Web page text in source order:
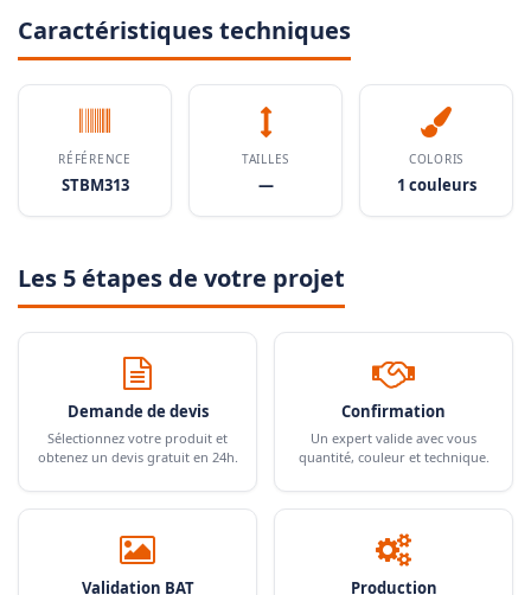
Caractéristiques techniques
RÉFÉRENCE
STBM313
TAILLES
—
COLORIS
1 couleurs
Les 5 étapes de votre projet
Demande de devis
Sélectionnez votre produit et
obtenez un devis gratuit en 24h.
Confirmation
Un expert valide avec vous
quantité, couleur et technique.
Validation BAT Production